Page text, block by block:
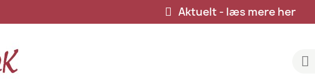
Aktuelt - læs mere her